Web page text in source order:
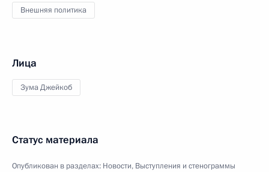
Внешняя политика
Лица
Зума Джейкоб
Статус материала
Опубликован в разделах: Новости, Выступления и стенограммы